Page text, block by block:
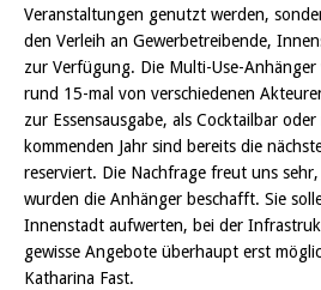
Veranstaltungen genutzt werden,
den Verleih an Gewerbetreibende,
zur Verfügung. Die Multi-Use-Anhänger
rund 15-mal von verschiedenen
zur Essensausgabe, als Cocktailbar
kommenden Jahr sind bereits die
reserviert. Die Nachfrage freut uns
wurden die Anhänger beschafft. Sie
Innenstadt aufwerten, bei der
gewisse Angebote überhaupt erst
Katharina Fast.